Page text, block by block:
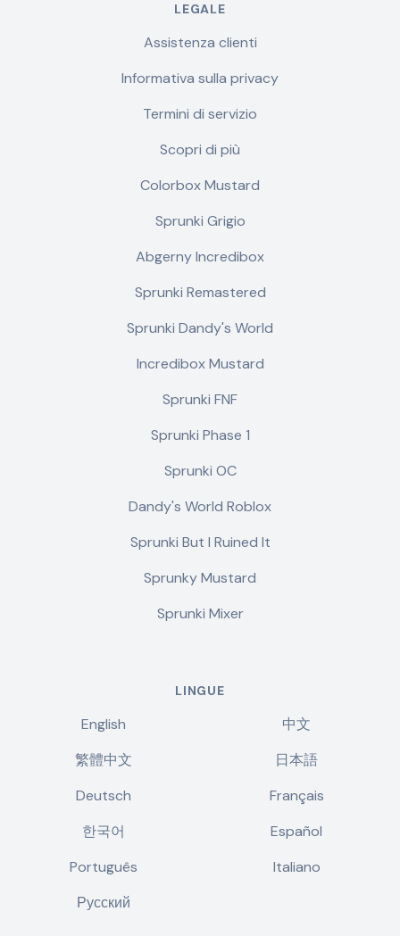
LEGALE
Assistenza clienti
Informativa sulla privacy
Termini di servizio
Scopri di più
Colorbox Mustard
Sprunki Grigio
Abgerny Incredibox
Sprunki Remastered
Sprunki Dandy's World
Incredibox Mustard
Sprunki FNF
Sprunki Phase 1
Sprunki OC
Dandy's World Roblox
Sprunki But I Ruined It
Sprunky Mustard
Sprunki Mixer
LINGUE
English
中文
繁體中文
日本語
Deutsch
Français
한국어
Español
Português
Italiano
Русский